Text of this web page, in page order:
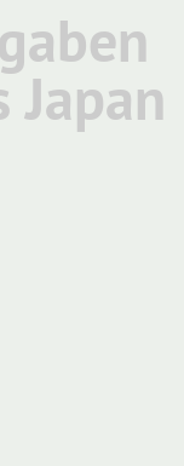
Japan